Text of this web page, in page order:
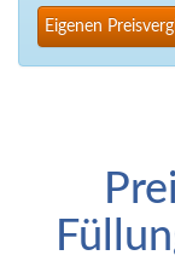
Eigenen